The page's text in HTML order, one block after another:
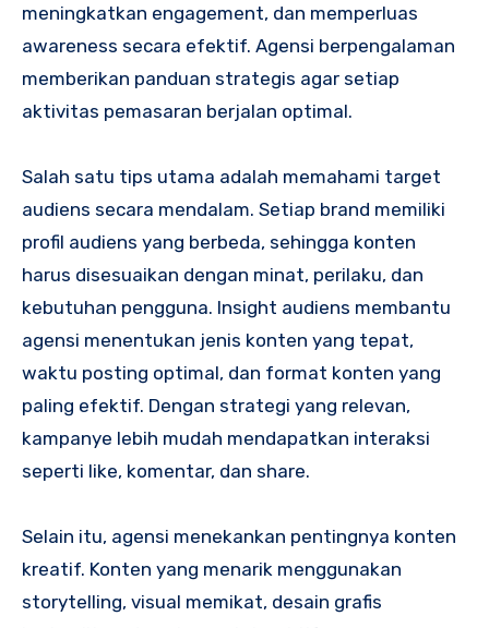
meningkatkan engagement, dan memperluas
awareness secara efektif. Agensi berpengalaman
memberikan panduan strategis agar setiap
aktivitas pemasaran berjalan optimal.
Salah satu tips utama adalah memahami target
audiens secara mendalam. Setiap brand memiliki
profil audiens yang berbeda, sehingga konten
harus disesuaikan dengan minat, perilaku, dan
kebutuhan pengguna. Insight audiens membantu
agensi menentukan jenis konten yang tepat,
waktu posting optimal, dan format konten yang
paling efektif. Dengan strategi yang relevan,
kampanye lebih mudah mendapatkan interaksi
seperti like, komentar, dan share.
Selain itu, agensi menekankan pentingnya konten
kreatif. Konten yang menarik menggunakan
storytelling, visual memikat, desain grafis